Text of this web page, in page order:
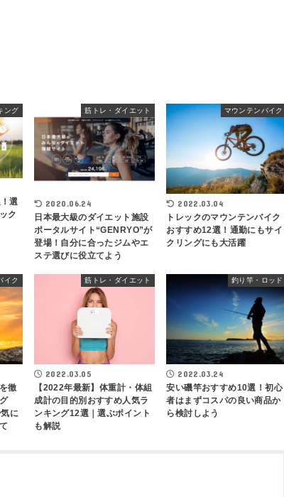
ング
選
ク
筋トレ・ダイエット
2020.06.24
日本最大級のダイエット施設
ポータルサイト“GENRYO”が
登場！自分に合ったジムやエ
ステ選びに役立てよう
マウンテンバイク
2022.03.04
トレックのマウンテンバイク
おすすめ12選！通勤にもサイ
クリングにも大活躍
イク
徹
に
筋トレ・ダイエット
2022.03.05
【2022年最新】体重計・体組
成計の目的別おすすめ人気ラ
ンキング12選｜選ぶポイント
も解説
釣り竿・ロッド
2022.03.24
安い磯竿おすすめ10選！初心
者はまずコスパの良い商品か
ら検討しよう